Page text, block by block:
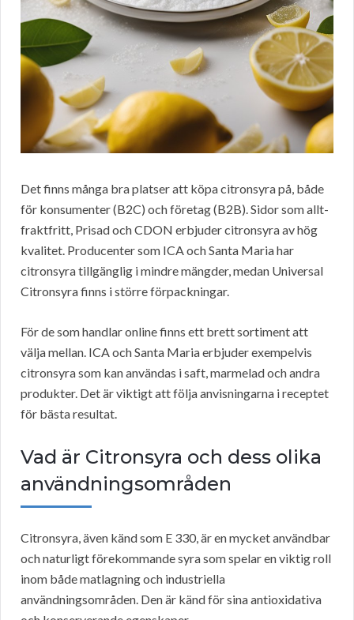
Det finns många bra platser att köpa citronsyra på, både
för konsumenter (B2C) och företag (B2B). Sidor som allt-
fraktfritt, Prisad och CDON erbjuder citronsyra av hög
kvalitet. Producenter som ICA och Santa Maria har
citronsyra tillgänglig i mindre mängder, medan Universal
Citronsyra finns i större förpackningar.
För de som handlar online finns ett brett sortiment att
välja mellan. ICA och Santa Maria erbjuder exempelvis
citronsyra som kan användas i saft, marmelad och andra
produkter. Det är viktigt att följa anvisningarna i receptet
för bästa resultat.
Vad är Citronsyra och dess olika
användningsområden
Citronsyra, även känd som E 330, är en mycket användbar
och naturligt förekommande syra som spelar en viktig roll
inom både matlagning och industriella
användningsområden. Den är känd för sina antioxidativa